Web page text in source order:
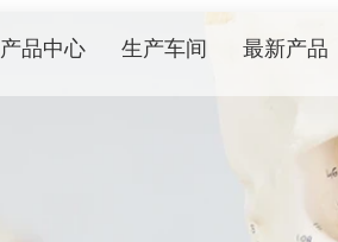
产品中心 生产车间 最新产品